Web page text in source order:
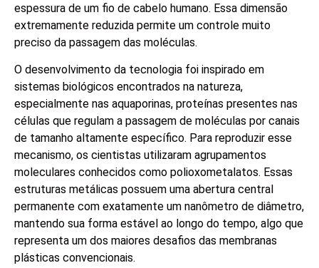
espessura de um fio de cabelo humano. Essa dimensão
extremamente reduzida permite um controle muito
preciso da passagem das moléculas.
O desenvolvimento da tecnologia foi inspirado em
sistemas biológicos encontrados na natureza,
especialmente nas aquaporinas, proteínas presentes nas
células que regulam a passagem de moléculas por canais
de tamanho altamente específico. Para reproduzir esse
mecanismo, os cientistas utilizaram agrupamentos
moleculares conhecidos como polioxometalatos. Essas
estruturas metálicas possuem uma abertura central
permanente com exatamente um nanômetro de diâmetro,
mantendo sua forma estável ao longo do tempo, algo que
representa um dos maiores desafios das membranas
plásticas convencionais.